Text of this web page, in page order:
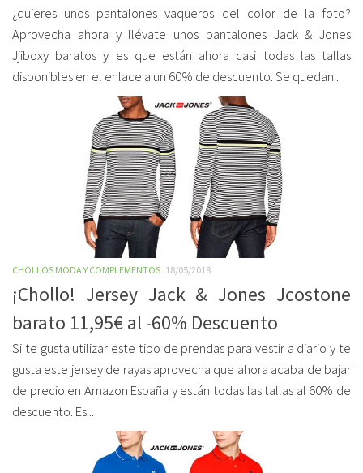
¿quieres unos pantalones vaqueros del color de la foto?
Aprovecha ahora y llévate unos pantalones Jack & Jones
Jjiboxy baratos y es que están ahora casi todas las tallas
disponibles en el enlace a un 60% de descuento. Se quedan...
CHOLLOS MODA Y COMPLEMENTOS 18/05/2018
¡Chollo! Jersey Jack & Jones Jcostone
barato 11,95€ al -60% Descuento
Si te gusta utilizar este tipo de prendas para vestir a diario y te
gusta este jersey de rayas aprovecha que ahora acaba de bajar
de precio en Amazon España y están todas las tallas al 60% de
descuento. Es...